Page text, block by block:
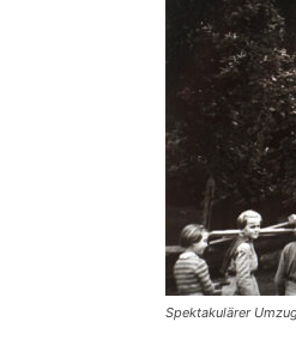
Spektakulärer